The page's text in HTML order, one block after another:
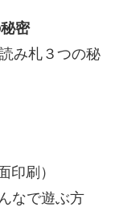
密
み札３つの秘
印刷）
で遊ぶ方